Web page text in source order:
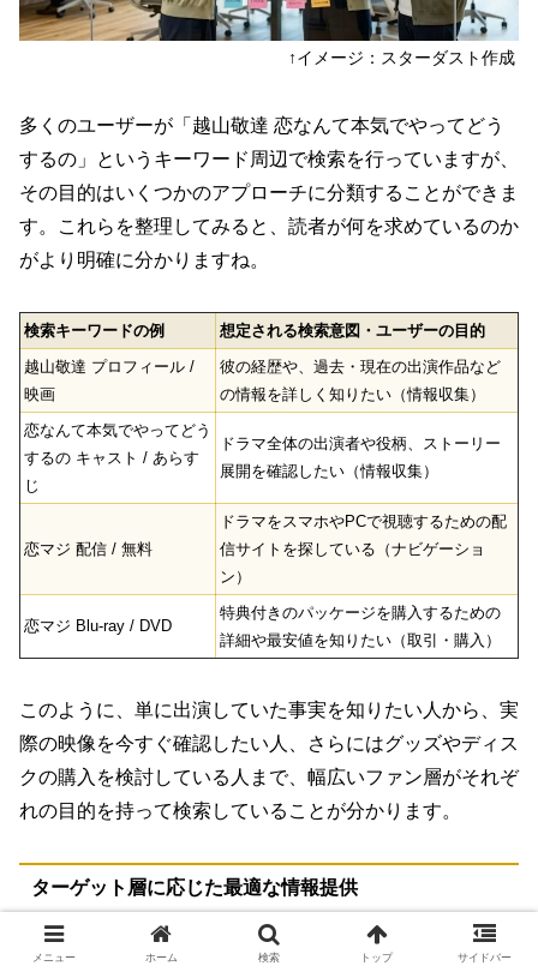
↑イメージ：スターダスト作成
多くのユーザーが「越山敬達 恋なんて本気でやってどう
するの」というキーワード周辺で検索を行っていますが、
その目的はいくつかのアプローチに分類することができま
す。これらを整理してみると、読者が何を求めているのか
がより明確に分かりますね。
検索キーワードの例
想定される検索意図・ユーザーの目的
越山敬達 プロフィール /
映画
彼の経歴や、過去・現在の出演作品など
の情報を詳しく知りたい（情報収集）
恋なんて本気でやってどう
するの キャスト / あらす
じ
ドラマ全体の出演者や役柄、ストーリー
展開を確認したい（情報収集）
恋マジ 配信 / 無料
ドラマをスマホやPCで視聴するための配
信サイトを探している（ナビゲーショ
ン）
恋マジ Blu-ray / DVD
特典付きのパッケージを購入するための
詳細や最安値を知りたい（取引・購入）
このように、単に出演していた事実を知りたい人から、実
際の映像を今すぐ確認したい人、さらにはグッズやディス
クの購入を検討している人まで、幅広いファン層がそれぞ
れの目的を持って検索していることが分かります。
ターゲット層に応じた最適な情報提供
これほど検索のニーズが多岐にわたるため、ブログ記事を
メニュー ホーム 検索 トップ サイドバー